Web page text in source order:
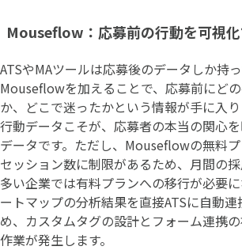
Mouseflow：応募前の行動を可視
ATSやMAツールは応募後のデータしか持っ
Mouseflowを加えることで、応募前にど
か、どこで迷ったかという情報が手に入
行動データこそが、応募者の本当の関心
データです。ただし、Mouseflowの無料
セッション数に制限があるため、月間の
多い企業では有料プランへの移行が必要
ートマップの分析結果を直接ATSに自動
め、カスタムタグの設計とフォーム連携
作業が発生します。